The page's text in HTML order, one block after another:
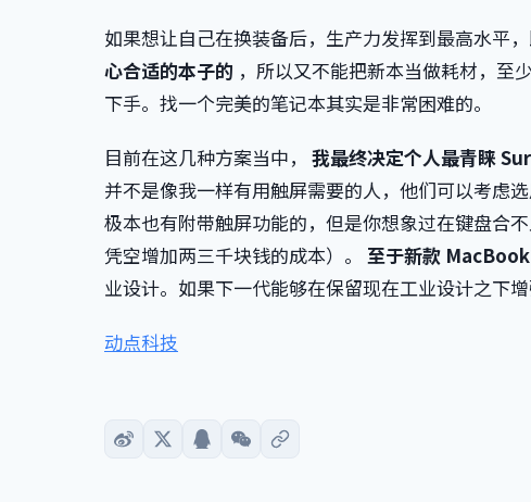
如果想让自己在换装备后，生产力发挥到最高水平
心合适的本子的 ，所以又不能把新本当做耗材，至
下手。找一个完美的笔记本其实是非常困难的。
目前在这几种方案当中， 我最终决定个人最青睐
并不是像我一样有用触屏需要的人，他们可以考虑
极本也有附带触屏功能的，但是你想象过在键盘合
凭空增加两三千块钱的成本）。 至于新款
业设计。如果下一代能够在保留现在工业设计之下
动点科技